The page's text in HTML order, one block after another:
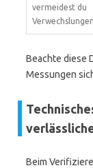
vermeidest du
Beachte diese
Messungen
Beim